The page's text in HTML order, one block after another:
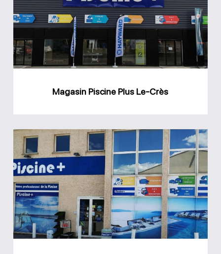
Le-
Crès
Magasin Piscine Plus Le-Crès
Magasin
Piscine
Plus
Juvignac